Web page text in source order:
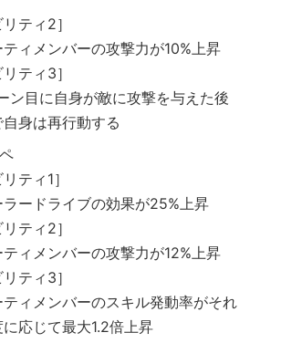
ティ2］
ィメンバーの攻撃力が10%上昇
ティ3］
ン目に自身が敵に攻撃を与えた後
身は再行動する
ティ1］
ードライブの効果が25%上昇
ティ2］
ィメンバーの攻撃力が12%上昇
ティ3］
ィメンバーのスキル発動率がそれ
応じて最大1.2倍上昇